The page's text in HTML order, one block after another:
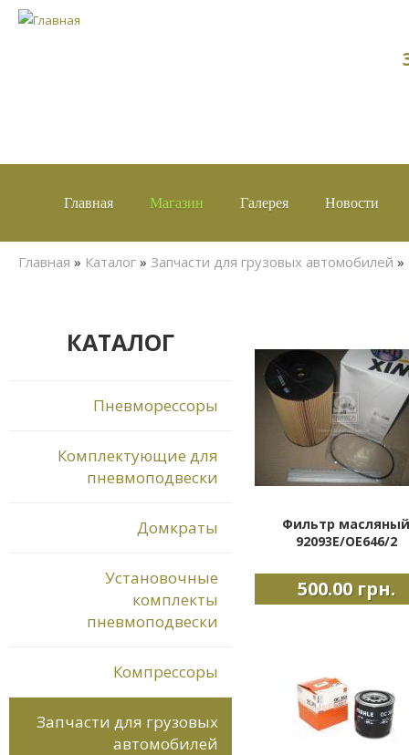
Главная Магазин Галерея Новости
Вы здесь
Главная » Каталог » Запчасти для грузовых автомобилей »
КАТАЛОГ
Пневморессоры
Комплектующие для
пневмоподвески
Домкраты
Установочные
комплекты
пневмоподвески
Компрессоры
Запчасти для грузовых
автомобилей
Фильтр масляный
92093E/OE646/2
500.00 грн.